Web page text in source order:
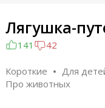
Лягушка-
141
42
Короткие Для
Про животных